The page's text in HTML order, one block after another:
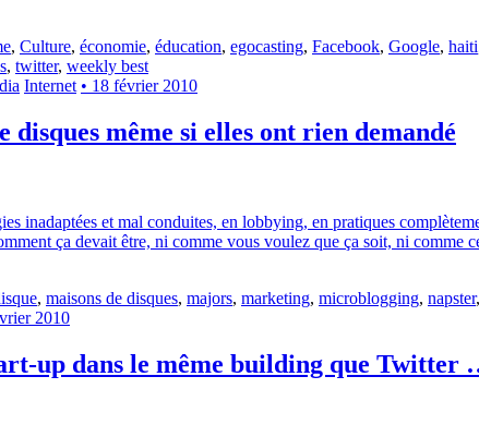
, Culture, économie, éducation, egocasting, Facebook, Google, haiti
, twitter, weekly best
Internet • 18 février 2010
même si elles ont rien demandé
inadaptées et mal conduites, en lobbying, en pratiques
ça devait être, ni comme vous voulez que ça soit, ni comme
, maisons de disques, majors, marketing, microblogging, napster,
2010
up dans le même building que Twitter